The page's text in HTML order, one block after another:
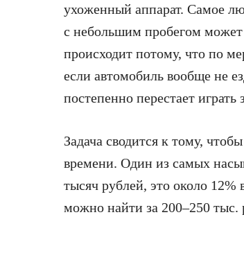
ухоженный аппарат. Самое
с небольшим пробегом
происходит потому, что по
если автомобиль вообще не
постепенно перестает
Задача сводится к тому,
времени. Один из самых
тысяч рублей, это около
можно найти за 200–250 тыс.